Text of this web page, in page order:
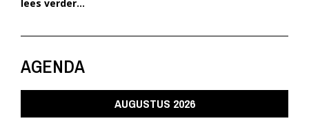
lees verder...
AGENDA
AUGUSTUS 2026